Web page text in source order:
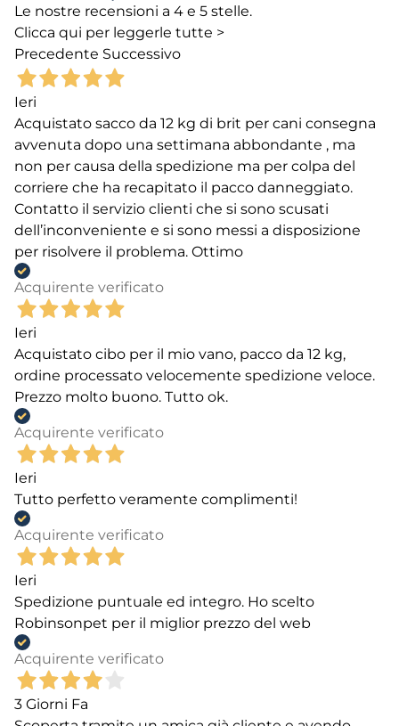
Le nostre recensioni a 4 e 5 stelle.
Clicca qui per leggerle tutte >
Precedente Successivo
Ieri
Acquistato sacco da 12 kg di brit per cani consegna
avvenuta dopo una settimana abbondante , ma
non per causa della spedizione ma per colpa del
corriere che ha recapitato il pacco danneggiato.
Contatto il servizio clienti che si sono scusati
dell’inconveniente e si sono messi a disposizione
per risolvere il problema. Ottimo
Acquirente verificato
Ieri
Acquistato cibo per il mio vano, pacco da 12 kg,
ordine processato velocemente spedizione veloce.
Prezzo molto buono. Tutto ok.
Acquirente verificato
Ieri
Tutto perfetto veramente complimenti!
Acquirente verificato
Ieri
Spedizione puntuale ed integro. Ho scelto
Robinsonpet per il miglior prezzo del web
Acquirente verificato
3 Giorni Fa